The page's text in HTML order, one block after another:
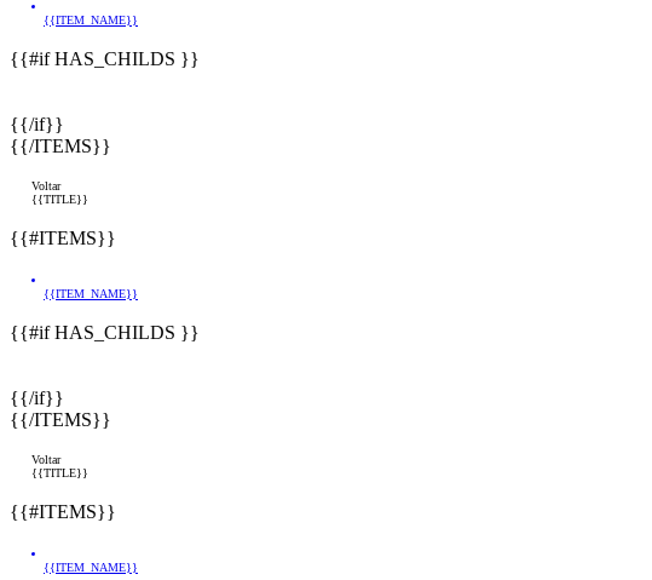
{{ITEM_NAME}}
{{#if HAS_CHILDS }}
{{/if}}
{{/ITEMS}}
Voltar
{{TITLE}}
{{#ITEMS}}
{{ITEM_NAME}}
{{#if HAS_CHILDS }}
{{/if}}
{{/ITEMS}}
Voltar
{{TITLE}}
{{#ITEMS}}
{{ITEM_NAME}}